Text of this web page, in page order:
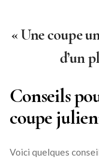
« Une coupe
d’un
Conseils
coupe
Voici quelques